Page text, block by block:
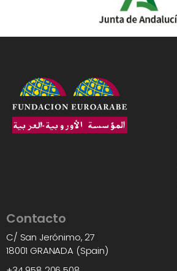
Contacto
C/ San Jerónimo, 27
18001 GRANADA (Spain)